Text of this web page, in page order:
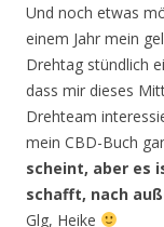
Und noch etwas
einem Jahr mein
Drehtag stündlich
dass mir dieses
Drehteam
mein CBD-Buch
scheint, aber es
schafft, nach
Glg, Heike